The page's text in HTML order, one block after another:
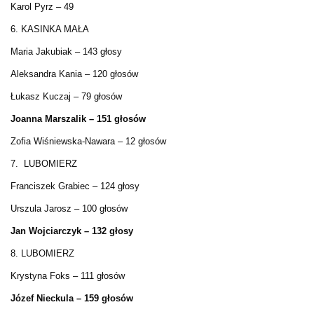
Karol Pyrz – 49
6. KASINKA MAŁA
Maria Jakubiak – 143 głosy
Aleksandra Kania – 120 głosów
Łukasz Kuczaj – 79 głosów
Joanna Marszalik – 151 głosów
Zofia Wiśniewska-Nawara – 12 głosów
7. LUBOMIERZ
Franciszek Grabiec – 124 głosy
Urszula Jarosz – 100 głosów
Jan Wojciarczyk – 132 głosy
8. LUBOMIERZ
Krystyna Foks – 111 głosów
Józef Nieckula – 159 głosów